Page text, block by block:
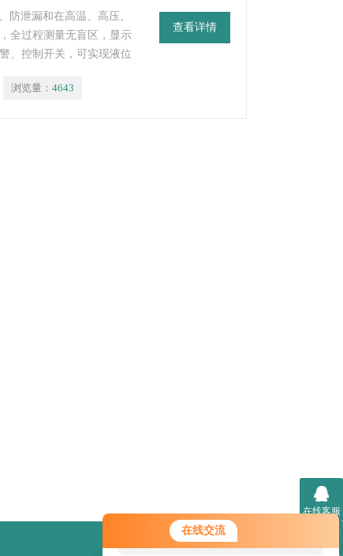
在线交流
您好！欢迎前来咨询，很高兴为您
服务，请问您要咨询什么问题呢？
防泄漏和在高温、高压、
全过程测量无盲区，显示
、控制开关，可实现液位
距离检测、指示、记录
浏览量： 4643
查看详情
在线客服